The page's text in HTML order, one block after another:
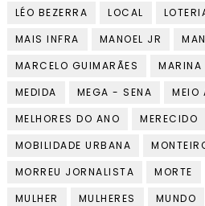
LÉO BEZERRA
LOCAL
MAIS INFRA
MANOEL JR
MARCELO GUIMARÃES
MARINA
MEDIDA
MEGA - SENA
MEIO
MELHORES DO ANO
MERECIDO
MOBILIDADE URBANA
MORREU JORNALISTA
MORTE
MULHER
MULHERES MUNDO